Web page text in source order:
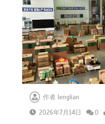
作者lenglian
2026年7月14日
0